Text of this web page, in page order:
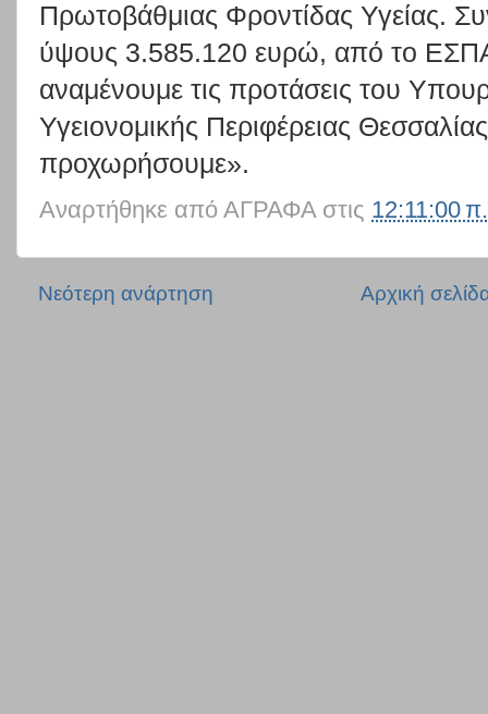
Πρωτοβάθμιας Φροντίδας Υγείας.
ύψους 3.585.120 ευρώ, από το ΕΣΠΑ
αναμένουμε τις προτάσεις του
Υγειονομικής Περιφέρειας
προχωρήσουμε».
Αναρτήθηκε από ΑΓΡΑΦΑ στις 12:11:00
Νεότερη ανάρτηση Αρχική